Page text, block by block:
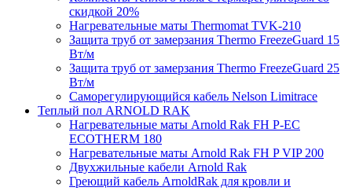
скидкой 20%
Нагревательные маты Thermomat TVK-210
Защита труб от замерзания Thermo FreezeGuard 15
Вт/м
Защита труб от замерзания Thermo FreezeGuard 25
Вт/м
Саморегулирующийся кабель Nelson Limitrace
Теплый пол ARNOLD RAK
Нагревательные маты Arnold Rak FH P-EC
ECOTHERM 180
Нагревательные маты Arnold Rak FH P VIP 200
Двухжильные кабели Arnold Rak
Греющий кабель ArnoldRak для кровли и